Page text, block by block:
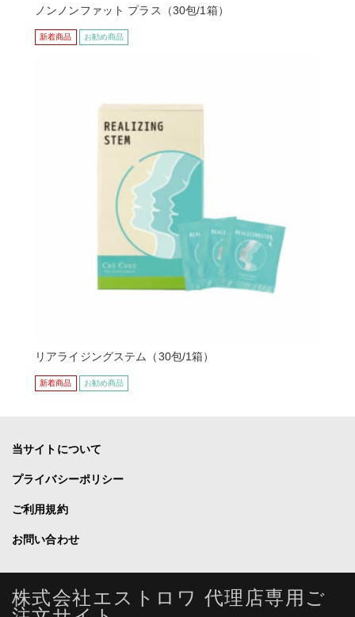
ノンノンファット プラス（30包/1箱）
新着商品 お勧め商品
リアライジングステム（30包/1箱）
新着商品 お勧め商品
当サイトについて
プライバシーポリシー
ご利用規約
お問い合わせ
株式会社エストロワ 代理店専用ご